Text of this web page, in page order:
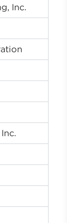
Inc.